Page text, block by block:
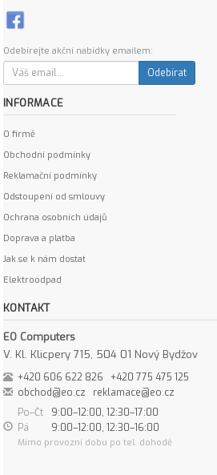
Odebírejte akční nabídky emailem:
Odebírat
INFORMACE
O firmě
Obchodní podmínky
Reklamační podmínky
Odstoupení od smlouvy
Ochrana osobních údajů
Doprava a platba
Jak se k nám dostat
Elektroodpad
KONTAKT
EO Computers
V. Kl. Klicpery 715, 504 01 Nový Bydžov
+420 606 622 826
+420 775 475 125
obchod@eo.cz
reklamace@eo.cz
Po–Čt
9:00–12:00, 12:30–17:00
Pá
9:00–12:00, 12:30–16:00
Mimo provozní dobu po tel. dohodě